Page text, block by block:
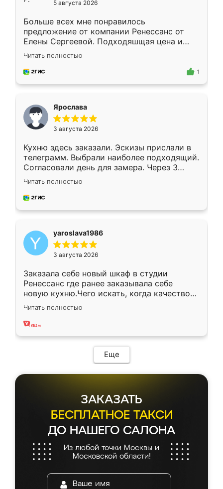
5 августа 2026
Больше всех мне понравилось
предложение от компании Ренессанс от
Елены Сергеевой. Подходяшщая цена и
короткие сроки изготовления. Приехавший
для замера сотрудник Владислав
предложил по моему эскизу самый
Читать полностью
1
Ярослава
3 августа 2026
Кухню здесь заказали. Эскизы прислали в
телеграмм. Выбрали наиболее подходящий.
Согласовали день для замера. Через 3
недели кухня была уже готова. Остались
довольны работой. Спасибо Ренессанс
мебель за качественную работу!
Читать полностью
yaroslava1986
3 августа 2026
Заказала себе новый шкаф в студии
Ренессанс где ранее заказывала себе
новую кухню.Чего искать, когда качеством
вполне довольна. Служит кухня уже почти
два года, нареканий нет.
Читать полностью
Еще
ЗАКАЗАТЬ
БЕСПЛАТНОЕ ТАКСИ
ДО НАШЕГО САЛОНА
Из любой точки Москвы и
Московской области!